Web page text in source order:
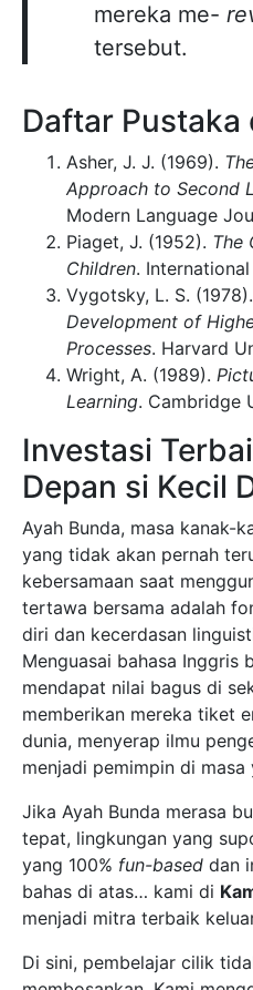
mereka me-
tersebut.
Daftar Pustaka
Asher, J. J. (1969).
Approach to Second
Modern Language
Piaget, J. (1952). The
Children.
Vygotsky, L. S. (1978).
Development of
Processes. Harvard
Wright, A. (1989).
Learning. Cambridge
Investasi
Depan si Kecil
Ayah Bunda, masa kanak-
yang tidak akan pernah
kebersamaan saat
tertawa bersama adalah
diri dan kecerdasan
Menguasai bahasa Inggris
mendapat nilai bagus di
memberikan mereka tiket
dunia, menyerap ilmu
menjadi pemimpin di masa
Jika Ayah Bunda merasa
tepat, lingkungan yang
yang 100% fun-based dan
bahas di atas… kami di
menjadi mitra terbaik
Di sini, pembelajar cilik